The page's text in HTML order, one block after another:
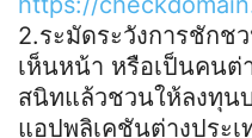
2.ระมัดระวังการชักช
เห็นหน้า หรือเป็นคนต่
สนิทแล้วชวนให้ลงทุน
แอปพลิเคชันต่างประ